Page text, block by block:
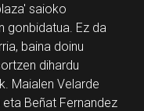
saioko
gonbidatua. Ez da
baina doinu
dihardu
Maialen Velarde
Beñat Fernandez